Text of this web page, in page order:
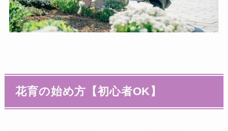
花育の始め方【初心者OK】